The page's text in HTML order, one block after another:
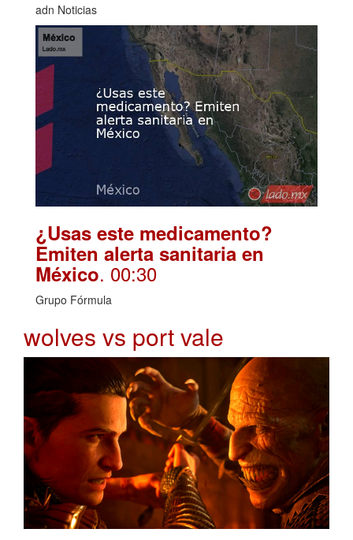
adn Noticias
¿Usas este medicamento?
Emiten alerta sanitaria en
México. 00:30
Grupo Fórmula
wolves vs port vale